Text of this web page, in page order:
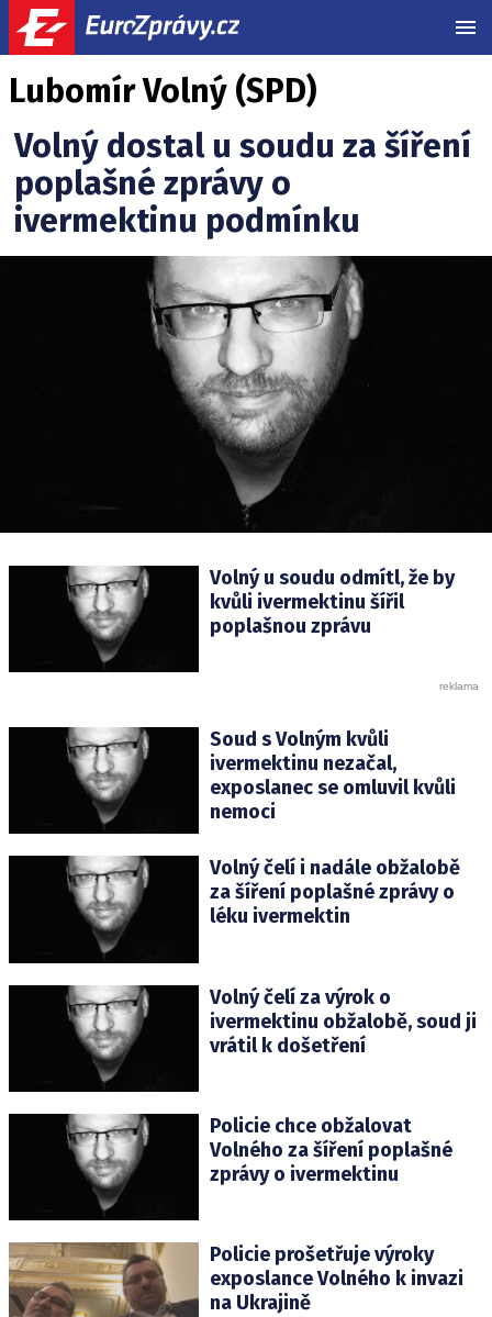
Lubomír Volný (SPD)
Volný dostal u soudu za šíření
poplašné zprávy o
ivermektinu podmínku
Volný u soudu odmítl, že by
kvůli ivermektinu šířil
poplašnou zprávu
Soud s Volným kvůli
ivermektinu nezačal,
exposlanec se omluvil kvůli
nemoci
Volný čelí i nadále obžalobě
za šíření poplašné zprávy o
léku ivermektin
Volný čelí za výrok o
ivermektinu obžalobě, soud ji
vrátil k došetření
Policie chce obžalovat
Volného za šíření poplašné
zprávy o ivermektinu
Policie prošetřuje výroky
exposlance Volného k invazi
na Ukrajině